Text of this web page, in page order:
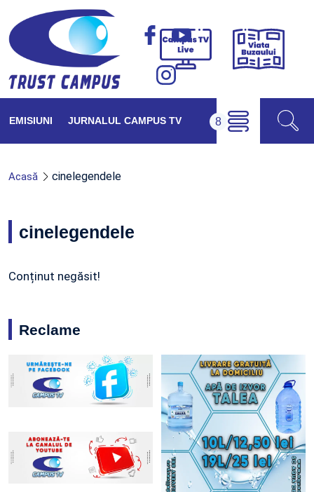
Campus
Viața
EMISIUNI JURNALUL CAMPUS TV
Acasă cinelegendele
cinelegendele
Conținut negăsit!
Reclame